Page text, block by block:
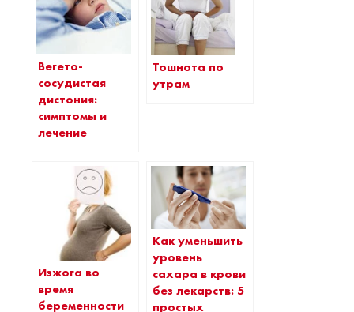
Вегето-
сосудистая
дистония:
симптомы и
лечение
Тошнота по
утрам
Изжога во
время
беременности
Как уменьшить
уровень
сахара в крови
без лекарств: 5
простых